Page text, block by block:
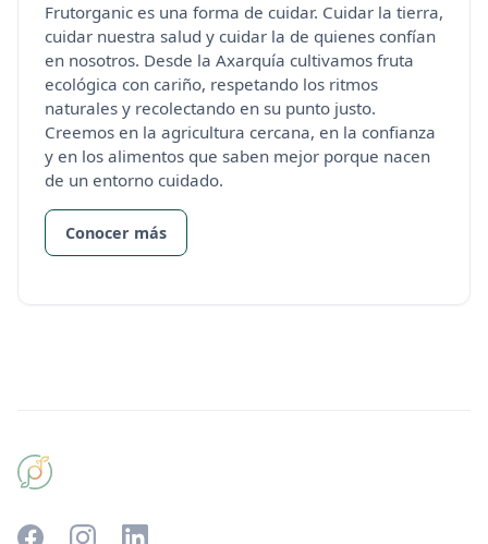
Frutorganic es una forma de cuidar. Cuidar la tierra,
cuidar nuestra salud y cuidar la de quienes confían
en nosotros. Desde la Axarquía cultivamos fruta
ecológica con cariño, respetando los ritmos
naturales y recolectando en su punto justo.
Creemos en la agricultura cercana, en la confianza
y en los alimentos que saben mejor porque nacen
de un entorno cuidado.
Conocer más